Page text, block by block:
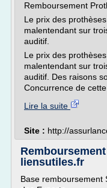
Remboursement
Le prix des
malentendant sur
auditif.
Le prix des
malentendant sur
auditif. Des raisons
Concurrence de cette
Lire la suite
Site : http://
liensutiles.fr
Base remboursement